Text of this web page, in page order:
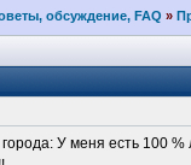
обсуждение, FAQ »
У меня есть 100